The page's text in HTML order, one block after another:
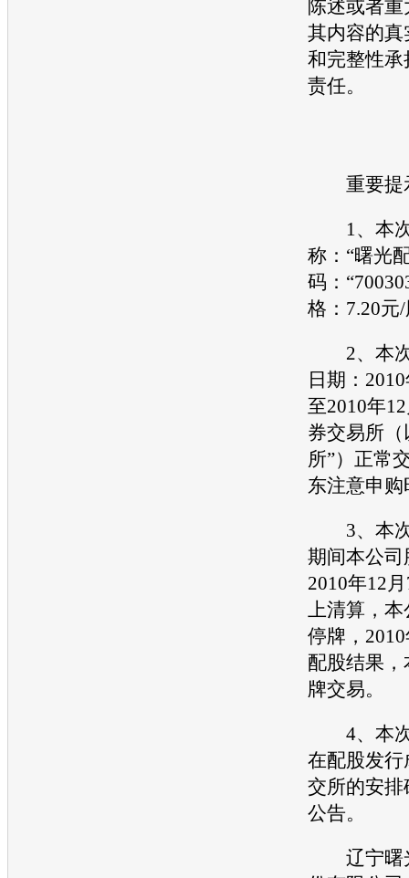
陈述或者
其内容的
和完整性
责任。
重要提
1、本次
称：“曙光
码：
格：7.20元
2、本次
日期：
至2010年
券交易所（
所”）正常
东注意申购
3、本次
期间本公
2010年12
上清算，
停牌，
配股结果
牌交易。
4、本次
在配股发
交所的安
公告。
辽宁曙